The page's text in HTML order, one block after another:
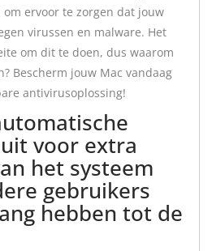
ervoor te zorgen dat jouw
virussen en malware. Het
om dit te doen, dus waarom
Bescherm jouw Mac vandaag
antivirusoplossing!
voor extra
het systeem
gebruikers
hebben tot de